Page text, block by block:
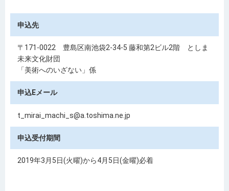
申込先
〒171-0022 豊島区南池袋2-34-5 藤和第2ビル2階 としま
未来文化財団
「美術へのいざない」係
申込Eメール
t_mirai_machi_s@a.toshima.ne.jp
申込受付期間
2019年3月5日(火曜)から4月5日(金曜)必着